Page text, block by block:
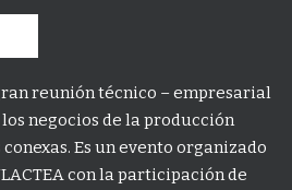
gran reunión técnico – empresarial
negocios de la producción
Es un evento organizado
con la participación de